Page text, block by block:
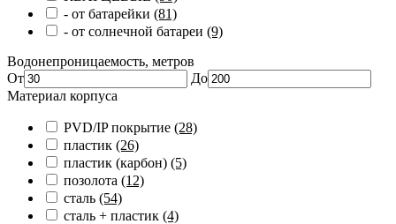
- от батарейки (81)
- от солнечной батареи (9)
Водонепроницаемость, метров
От
До
Материал корпуса
PVD/IP покрытие (28)
пластик (26)
пластик (карбон) (5)
позолота (12)
сталь (54)
сталь + пластик (4)